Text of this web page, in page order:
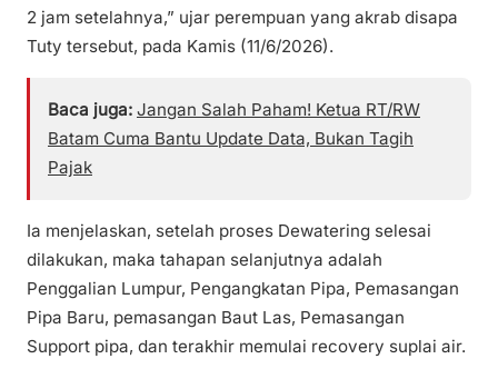
2 jam setelahnya,” ujar perempuan yang akrab disapa
Tuty tersebut, pada Kamis (11/6/2026).
Baca juga: Jangan Salah Paham! Ketua RT/RW
Batam Cuma Bantu Update Data, Bukan Tagih
Pajak
Ia menjelaskan, setelah proses Dewatering selesai
dilakukan, maka tahapan selanjutnya adalah
Penggalian Lumpur, Pengangkatan Pipa, Pemasangan
Pipa Baru, pemasangan Baut Las, Pemasangan
Support pipa, dan terakhir memulai recovery suplai air.